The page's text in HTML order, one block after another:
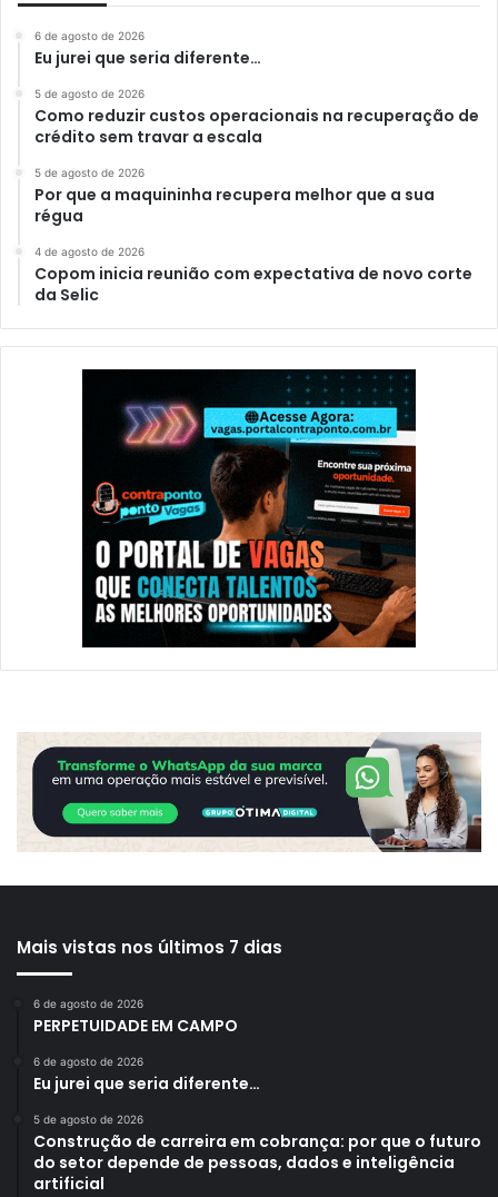
6 de agosto de 2026
Eu jurei que seria diferente…
5 de agosto de 2026
Como reduzir custos operacionais na recuperação de
crédito sem travar a escala
5 de agosto de 2026
Por que a maquininha recupera melhor que a sua
régua
4 de agosto de 2026
Copom inicia reunião com expectativa de novo corte
da Selic
Mais vistas nos últimos 7 dias
6 de agosto de 2026
PERPETUIDADE EM CAMPO
6 de agosto de 2026
Eu jurei que seria diferente…
5 de agosto de 2026
Construção de carreira em cobrança: por que o futuro
do setor depende de pessoas, dados e inteligência
artificial